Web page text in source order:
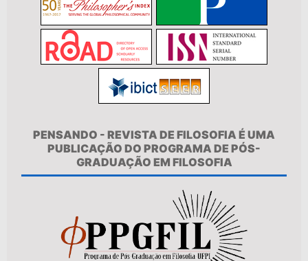
PENSANDO - REVISTA DE FILOSOFIA É UMA
PUBLICAÇÃO DO PROGRAMA DE PÓS-
GRADUAÇÃO EM FILOSOFIA